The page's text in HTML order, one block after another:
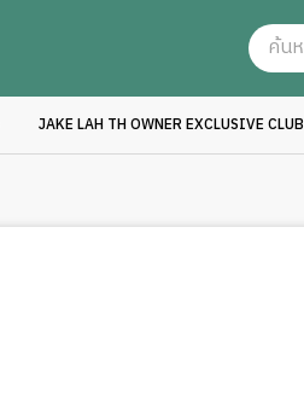
JAKE LAH TH OWNER EXCLUSIVE CLUB